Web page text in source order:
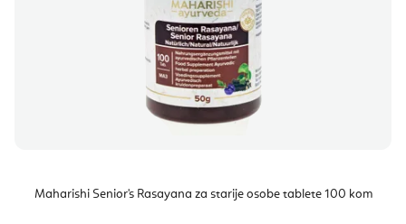
Maharishi Senior's Rasayana za starije osobe tablete 100 kom